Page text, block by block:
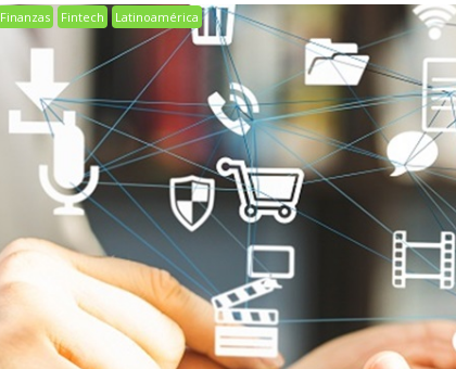
Finanzas Fintech Latinoamérica